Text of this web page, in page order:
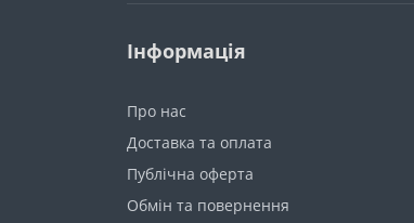
Інформація
Про нас
Доставка та оплата
Публічна оферта
Обмін та повернення